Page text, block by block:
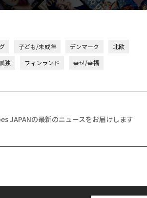
子ども/未成年 デンマーク
北欧
独 フィンランド 幸せ/幸福
JAPANの最新のニュースをお届けします